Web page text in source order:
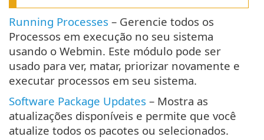
Running Processes – Gerencie todos os
Processos em execução no seu sistema
usando o Webmin. Este módulo pode ser
usado para ver, matar, priorizar novamente e
executar processos em seu sistema.
Software Package Updates – Mostra as
atualizações disponíveis e permite que você
atualize todos os pacotes ou selecionados.